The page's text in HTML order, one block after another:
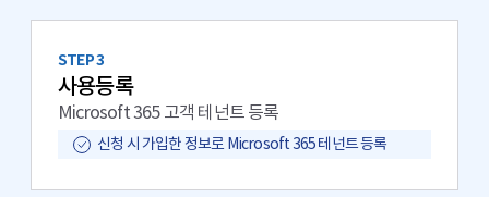
STEP 3
사용등록
Microsoft 365 고객 테넌트 등록
신청 시 가입한 정보로 Microsoft 365 테넌트 등록